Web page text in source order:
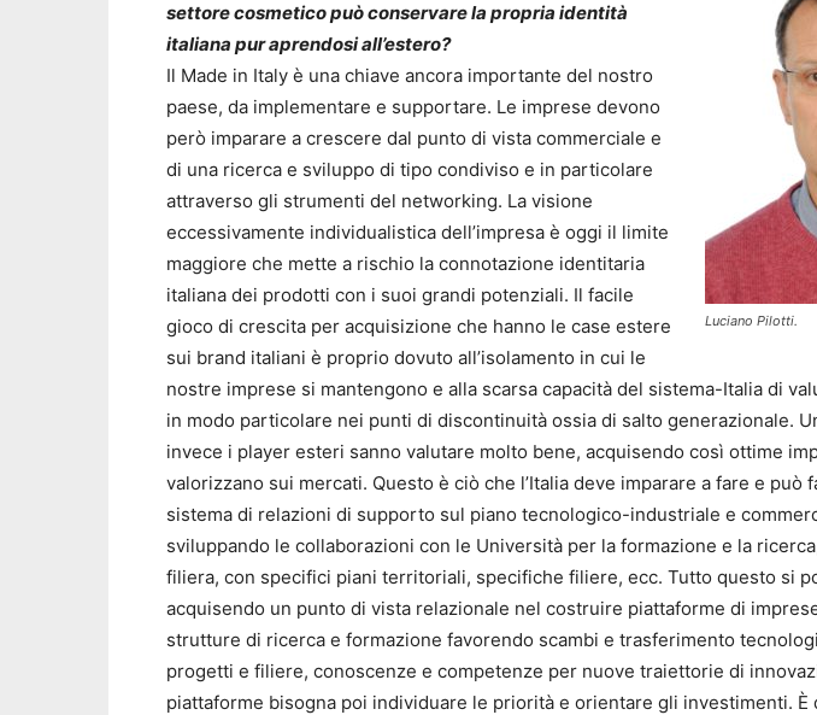
Luciano Pilotti.
settore cosmetico può conservare la propria identità
italiana pur aprendosi all’estero?
Il Made in Italy è una chiave ancora importante del nostro
paese, da implementare e supportare. Le imprese devono
però imparare a crescere dal punto di vista commerciale e
di una ricerca e sviluppo di tipo condiviso e in particolare
attraverso gli strumenti del networking. La visione
eccessivamente individualistica dell’impresa è oggi il limite
maggiore che mette a rischio la connotazione identitaria
italiana dei prodotti con i suoi grandi potenziali. Il facile
gioco di crescita per acquisizione che hanno le case estere
sui brand italiani è proprio dovuto all’isolamento in cui le
nostre imprese si mantengono e alla scarsa capacità del sistema-Italia di
in modo particolare nei punti di discontinuità ossia di salto generazionale.
invece i player esteri sanno valutare molto bene, acquisendo così ottime
valorizzano sui mercati. Questo è ciò che l’Italia deve imparare a fare e può
sistema di relazioni di supporto sul piano tecnologico-industriale e
sviluppando le collaborazioni con le Università per la formazione e la
filiera, con specifici piani territoriali, specifiche filiere, ecc. Tutto questo si
acquisendo un punto di vista relazionale nel costruire piattaforme di
strutture di ricerca e formazione favorendo scambi e trasferimento
progetti e filiere, conoscenze e competenze per nuove traiettorie di
piattaforme bisogna poi individuare le priorità e orientare gli investimenti. È